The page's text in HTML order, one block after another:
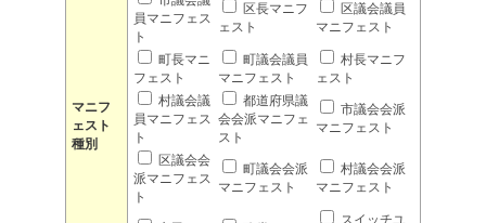
マニフ
ェスト
種別
員マニフェス
ト
区長マニフ
ェスト
区議会議員
マニフェスト
町長マニ
フェスト
町議会議員
マニフェスト
村長マニフ
ェスト
村議会議
員マニフェス
ト
都道府県議
会会派マニフェ
スト
市議会会派
マニフェスト
区議会会
派マニフェス
ト
町議会会派
マニフェスト
村議会会派
マニフェスト
スイッチユ